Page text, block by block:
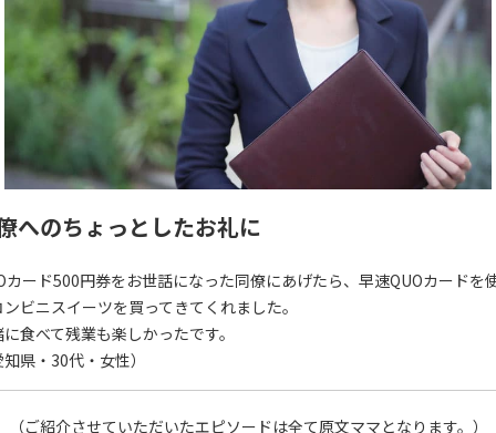
へのちょっとしたお礼に
カード500円券をお世話になった同僚にあげたら、早速QUOカードを
ビニスイーツを買ってきてくれました。
食べて残業も楽しかったです。
県・30代・女性）
（ご紹介させていただいたエピソードは全て原文ママとなります。）